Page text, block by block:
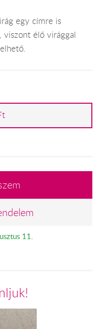
egy címre is
viszont élő virággal
11.